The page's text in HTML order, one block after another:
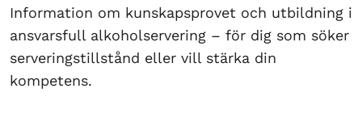
Information om kunskapsprovet och utbildning i
ansvarsfull alkoholservering – för dig som söker
serveringstillstånd eller vill stärka din
kompetens.